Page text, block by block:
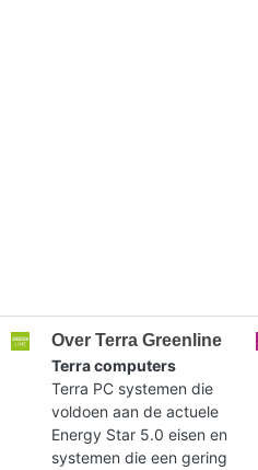
Over Terra Greenline
Terra computers
Terra PC systemen die
voldoen aan de actuele
Energy Star 5.0 eisen en
systemen die een gering